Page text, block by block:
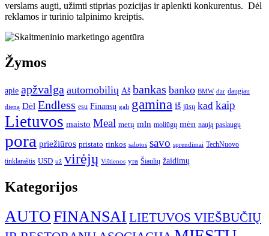
verslams augti, užimti stiprias pozicijas ir aplenkti konkurentus. Dėl
reklamos ir turinio talpinimo kreiptis.
Žymos
apie apžvalga automobilių Aš bankas banko BMW dar daugiau
dieną Dėl Endless esu Finansų gali gamina iš jūsų kad kaip
Lietuvos maisto Meal metų mln moliūgų mėn naują paslaugų
pora priežiūros pristato rinkos salotos savo sprendimai TechNuovo
tinklaraštis USD už virėjų Vištienos yra Šiaulių žaidimų
Kategorijos
AUTOFINANSAI LIETUVOS VIEŠBUČIŲ